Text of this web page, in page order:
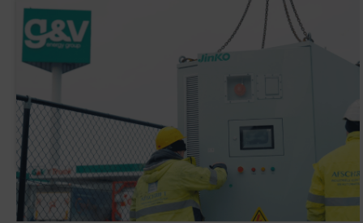
Waarom heeft G&V een slimme
batterijinstallatie (BESS) geplaatst?
Newsletter